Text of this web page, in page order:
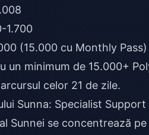
1.700
(15.000 cu Monthly Pass)
un minimum de 15.000+
celor 21 de zile.
Sunna: Specialist Support
Sunnei se concentrează